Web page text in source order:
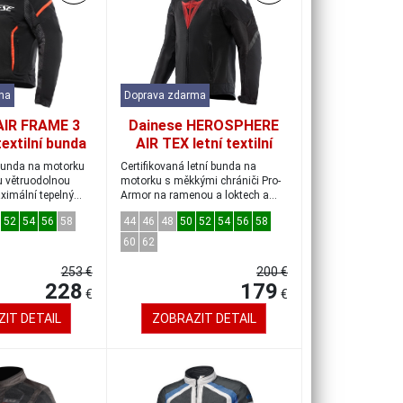
FRAME 3
bunda
červená
na motorku
větruodolnou
tepelný
52 54 56
58
253 €
228 €
DETAIL
Doprava zdarma
Dainese HEROSPHERE
AIR TEX letní textilní
bunda černá/červená,
vel.52
Certifikovaná letní bunda na
motorku s měkkými chrániči Pro-
Armor na ramenou a loktech a
kapsami nav...
44 46 48 50 52 54 56 58
60
62
200 €
179 €
ZOBRAZIT DETAIL